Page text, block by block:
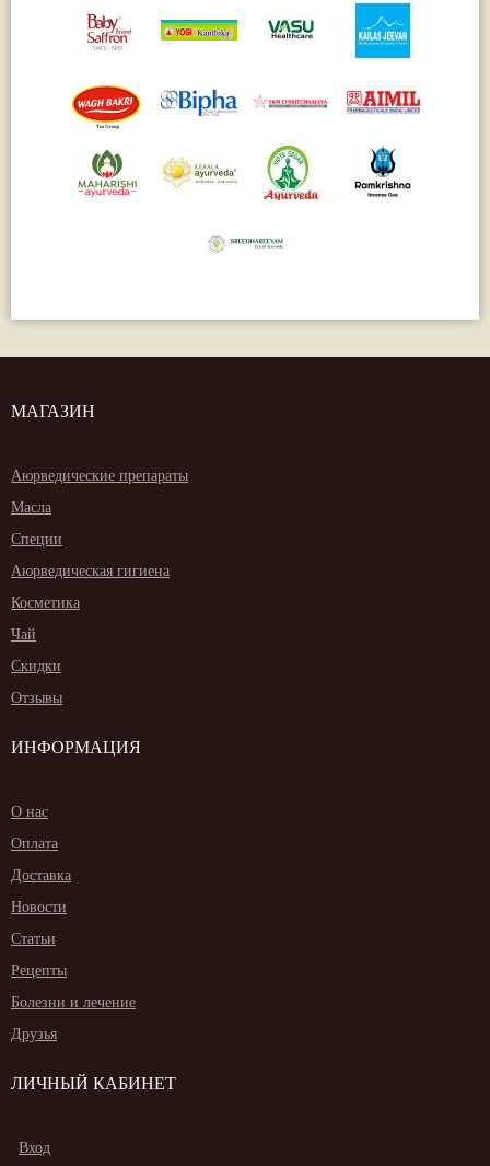
МАГАЗИН
Аюрведические препараты
Масла
Специи
Аюрведическая гигиена
Косметика
Чай
Скидки
Отзывы
ИНФОРМАЦИЯ
О нас
Оплата
Доставка
Новости
Статьи
Рецепты
Болезни и лечение
Друзья
ЛИЧНЫЙ КАБИНЕТ
Вход